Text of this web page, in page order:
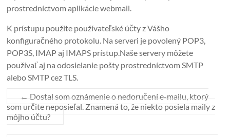
prostredníctvom aplikácie webmail.
K prístupu použite používateľské účty z Vášho
konfiguračného protokolu. Na serveri je povolený POP3,
POP3S, IMAP aj IMAPS prístup.Naše servery môžete
používať aj na odosielanie pošty prostredníctvom SMTP
alebo SMTP cez TLS.
← Dostal som oznámenie o nedoručení e-mailu, ktorý
som určite neposieľal. Znamená to, že niekto posiela maily z
môjho účtu?